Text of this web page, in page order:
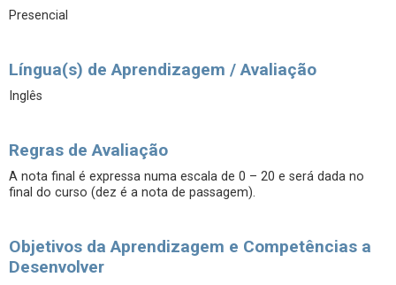
Presencial
Língua(s) de Aprendizagem / Avaliação
Inglês
Regras de Avaliação
A nota final é expressa numa escala de 0 – 20 e será dada no
final do curso (dez é a nota de passagem).
Objetivos da Aprendizagem e Competências a
Desenvolver